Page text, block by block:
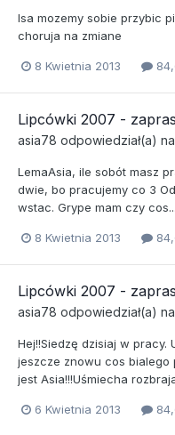
Isa mozemy sobie przybic
choruja na zmiane
8 Kwietnia 2013
Lipcówki 2007 -
asia78 odpowiedział(a) na
LemaAsia, ile sobót masz
dwie, bo pracujemy co 3
wstac. Grype mam czy cos...
8 Kwietnia 2013
Lipcówki 2007 -
asia78 odpowiedział(a) na
Hej!!Siedzę dzisiaj w pracy.
jeszcze znowu cos bialego
jest Asia!!!Uśmiecha
6 Kwietnia 2013